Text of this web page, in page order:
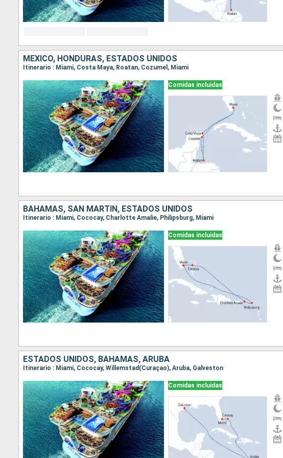
MÉXICO, HONDURAS, ESTADOS UNIDOS
Itinerario : Miami, Costa Maya, Roatan, Cozumel, Miami
Comidas incluidas
BAHAMAS, SAN MARTÍN, ESTADOS UNIDOS
Itinerario : Miami, Cococay, Charlotte Amalie, Philipsburg, Miami
Comidas incluidas
ESTADOS UNIDOS, BAHAMAS, ARUBA
Itinerario : Miami, Cococay, Willemstad(Curaçao), Aruba, Galveston
Comidas incluidas